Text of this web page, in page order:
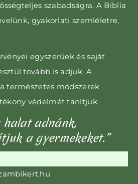
szabadságra. A Biblia
gyakorlati szemléletre,
egyszerűek és saját
tovább is adjuk. A
természetes módszerek
védelmét tanítjuk.
halat adnánk,
a gyermekeket.”